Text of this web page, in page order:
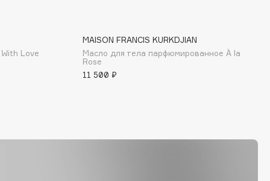
Love
MAISON FRANCIS KURKDJIAN
Масло для тела парфюмированное À la
Rose
11 500 ₽